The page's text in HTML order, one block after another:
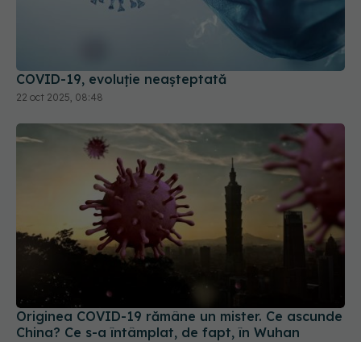
COVID-19, evoluție neașteptată
22 oct 2025, 08:48
Originea COVID-19 rămâne un mister. Ce ascunde
China? Ce s-a întâmplat, de fapt, în Wuhan